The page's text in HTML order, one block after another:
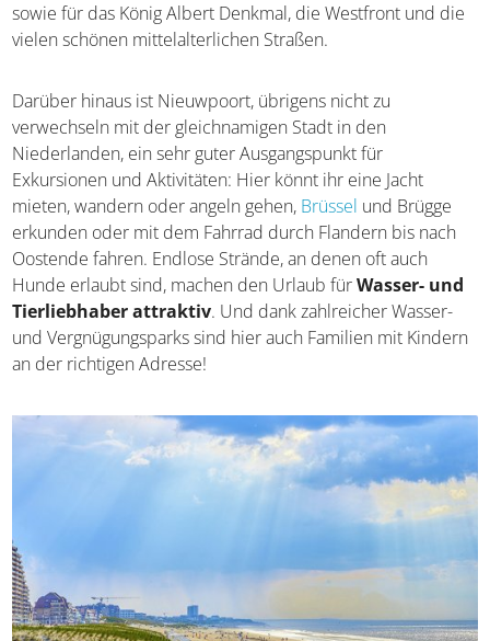
malerischen Strand und den Hafen, sowie für das
König Albert Denkmal, die Westfront und die vielen
Darüber hinaus ist Nieuwpoort, übrigens nicht zu
verwechseln mit der gleichnamigen Stadt in den
Niederlanden, ein sehr guter Ausgangspunkt für
Exkursionen und Aktivitäten: Hier könnt ihr eine Jacht
mieten, wandern oder angeln gehen,Brüsselund Brügge
erkunden oder mit dem Fahrrad durch Flandern bis nach
Oostende fahren. Endlose Strände, an denen oft auch
Hunde erlaubt sind, machen den Urlaub fürWasser-
und Tierliebhaber attraktiv. Und dank zahlreicher
Wasser- und Vergnügungsparks sind hier auch Familien